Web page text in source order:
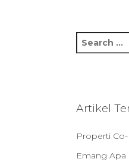
e
h
r
:
Artikel
Properti
Emang Apa